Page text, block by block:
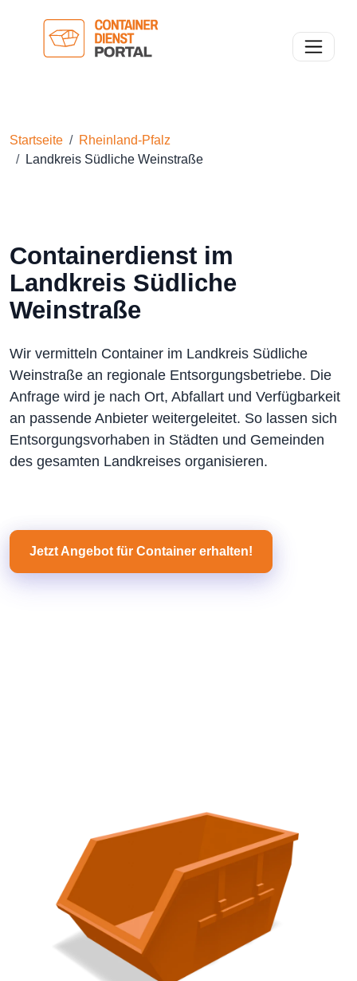
Toggle
Startseite
Rheinland-Pfalz
Landkreis Südliche Weinstraße
Containerdienst im
Landkreis Südliche
Weinstraße
Wir vermitteln Container im Landkreis Südliche
Weinstraße an regionale Entsorgungsbetriebe. Die
Anfrage wird je nach Ort, Abfallart und Verfügbarkeit
an passende Anbieter weitergeleitet. So lassen sich
Entsorgungsvorhaben in Städten und Gemeinden
des gesamten Landkreises organisieren.
Jetzt Angebot für Container erhalten!